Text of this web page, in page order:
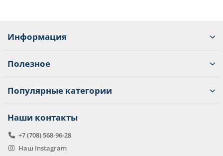
Информация
Полезное
Популярные категории
Наши контакты
+7 (708) 568-96-28
Наш Instagram